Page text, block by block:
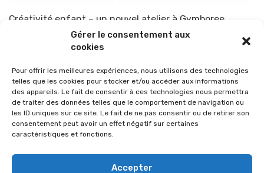
Gérer le consentement aux
cookies
Pour offrir les meilleures expériences, nous utilisons des technologies
telles que les cookies pour stocker et/ou accéder aux informations
des appareils. Le fait de consentir à ces technologies nous permettra
de traiter des données telles que le comportement de navigation ou
les ID uniques sur ce site. Le fait de ne pas consentir ou de retirer son
consentement peut avoir un effet négatif sur certaines
caractéristiques et fonctions.
Accepter
Créativité enfant – un nouvel atelier à Gymboree
TOP-PARENTS 30 septembre 2010